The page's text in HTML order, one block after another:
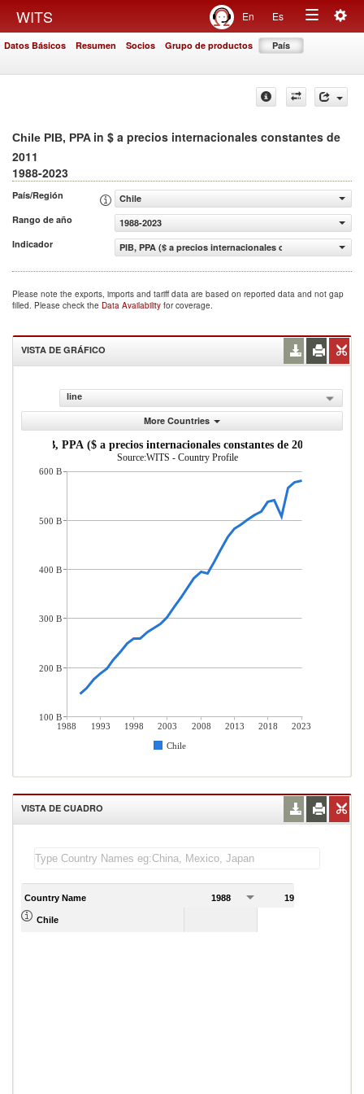
WITS En Es
Toggle
Datos Básicos Resumen Socios Grupo de productos País
Chile PIB, PPA in $ a precios internacionales constantes de
2011
1988-2023
País/Región
Chile
Rango de año
1988-2023
Indicador
PIB, PPA ($ a precios internacionales constantes de 2011)
Please note the exports, imports and tariff data are based on reported data and not gap
filled. Please check the Data Availability for coverage.
VISTA DE GRÁFICO
line
More Countries
PIB, PPA ($ a precios internacionales constantes de 2011)
Source:WITS - Country Profile
1988 1993 1998 2003 2008 2013 2018
2023
Chile
600 B
500 B
400 B
300 B
200 B
100 B
VISTA DE CUADRO
Country Name 1988 1989
Chile